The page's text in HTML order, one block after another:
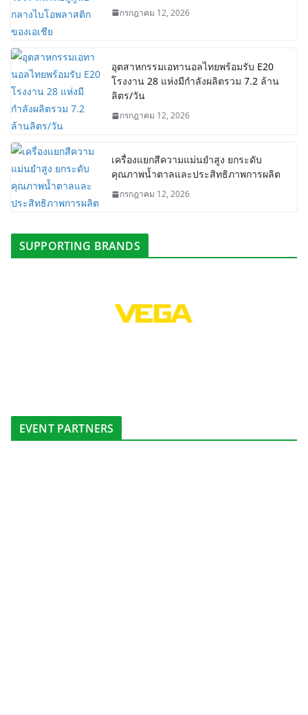
กรกฎาคม 12, 2026
อุตสาหกรรมเอทานอลไทยพร้อมรับ E20
โรงงาน 28 แห่งมีกำลังผลิตรวม 7.2 ล้าน
ลิตร/วัน
กรกฎาคม 12, 2026
เครื่องแยกสีความแม่นยำสูง ยกระดับ
คุณภาพน้ำตาลและประสิทธิภาพการผลิต
กรกฎาคม 12, 2026
SUPPORTING BRANDS
EVENT PARTNERS